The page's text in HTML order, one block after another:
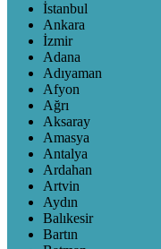
İstanbul
Ankara
İzmir
Adana
Adıyaman
Afyon
Ağrı
Aksaray
Amasya
Antalya
Ardahan
Artvin
Aydın
Balıkesir
Bartın